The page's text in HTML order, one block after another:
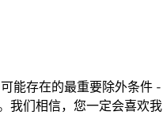
能存在的最重要除外条件 -
我们相信，您一定会喜欢我